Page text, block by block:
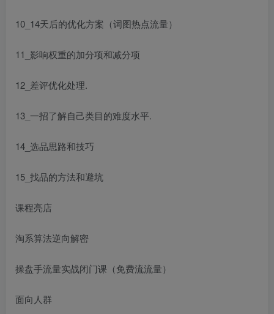
10_14天后的优化方案（词图热点流量）
11_影响权重的加分项和减分项
12_差评优化处理.
13_一招了解自己类目的难度水平.
14_选品思路和技巧
15_找品的方法和避坑
课程亮店
淘系算法逆向解密
操盘手流量实战闭门课（免费流流量）
面向人群